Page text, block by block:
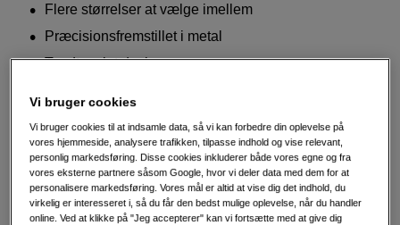
Flere størrelser at vælge imellem
Præcisionsfremstillet i metal
Tyndt og let design
Vælg variant
Vi bruger cookies
Vi bruger cookies til at indsamle data, så vi kan forbedre din oplevelse på
vores hjemmeside, analysere trafikken, tilpasse indhold og vise relevant,
personlig markedsføring. Disse cookies inkluderer både vores egne og fra
vores eksterne partnere såsom Google, hvor vi deler data med dem for at
personalisere markedsføring. Vores mål er altid at vise dig det indhold, du
virkelig er interesseret i, så du får den bedst mulige oplevelse, når du handler
online. Ved at klikke på "Jeg accepterer" kan vi fortsætte med at give dig